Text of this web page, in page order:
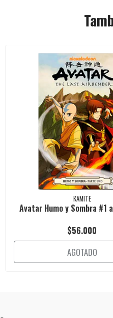
KAMITE
Avatar Humo y Sombra #1
$56.000
AGOTADO